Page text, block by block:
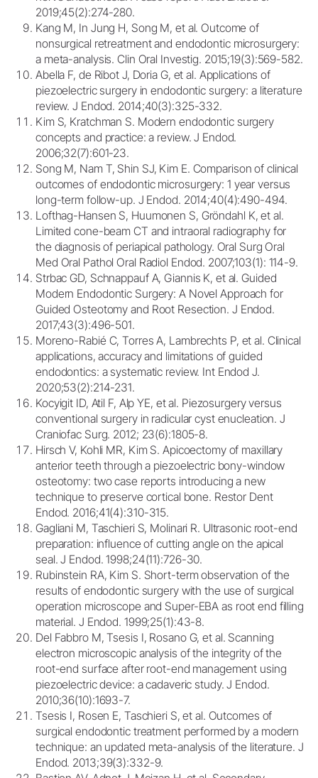
2019;45(2):274-280.
Kang M, In Jung H, Song M, et al. Outcome of
nonsurgical retreatment and endodontic microsurgery:
a meta-analysis. Clin Oral Investig. 2015;19(3):569-582.
Abella F, de Ribot J, Doria G, et al. Applications of
piezoelectric surgery in endodontic surgery: a literature
review. J Endod. 2014;40(3):325-332.
Kim S, Kratchman S. Modern endodontic surgery
concepts and practice: a review. J Endod.
2006;32(7):601-23.
Song M, Nam T, Shin SJ, Kim E. Comparison of clinical
outcomes of endodontic microsurgery: 1 year versus
long-term follow-up. J Endod. 2014;40(4):490-494.
Lofthag-Hansen S, Huumonen S, Gröndahl K, et al.
Limited cone-beam CT and intraoral radiography for
the diagnosis of periapical pathology. Oral Surg Oral
Med Oral Pathol Oral Radiol Endod. 2007;103(1): 114-9.
Strbac GD, Schnappauf A, Giannis K, et al. Guided
Modern Endodontic Surgery: A Novel Approach for
Guided Osteotomy and Root Resection. J Endod.
2017;43(3):496-501.
Moreno-Rabié C, Torres A, Lambrechts P, et al. Clinical
applications, accuracy and limitations of guided
endodontics: a systematic review. Int Endod J.
2020;53(2):214-231.
Kocyigit ID, Atil F, Alp YE, et al. Piezosurgery versus
conventional surgery in radicular cyst enucleation. J
Craniofac Surg. 2012; 23(6):1805-8.
Hirsch V, Kohli MR, Kim S. Apicoectomy of maxillary
anterior teeth through a piezoelectric bony-window
osteotomy: two case reports introducing a new
technique to preserve cortical bone. Restor Dent
Endod. 2016;41(4):310-315.
Gagliani M, Taschieri S, Molinari R. Ultrasonic root-end
preparation: influence of cutting angle on the apical
seal. J Endod. 1998;24(11):726-30.
Rubinstein RA, Kim S. Short-term observation of the
results of endodontic surgery with the use of surgical
operation microscope and Super-EBA as root end filling
material. J Endod. 1999;25(1):43-8.
Del Fabbro M, Tsesis I, Rosano G, et al. Scanning
electron microscopic analysis of the integrity of the
root-end surface after root-end management using
piezoelectric device: a cadaveric study. J Endod.
2010;36(10):1693-7.
Tsesis I, Rosen E, Taschieri S, et al. Outcomes of
surgical endodontic treatment performed by a modern
technique: an updated meta-analysis of the literature. J
Endod. 2013;39(3):332-9.